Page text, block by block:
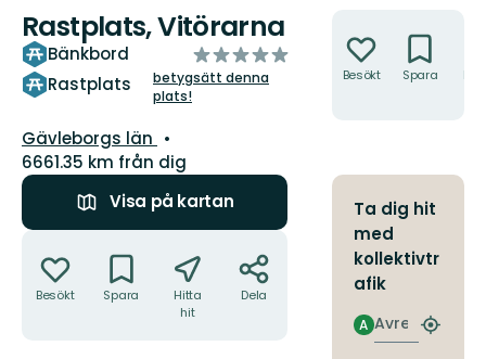
Rastplats, Vitörarna
Bänkbord
Rastplats
av
5
stjärnor
betygsätt denna
plats!
Län:
Gävleborgs län
6661.35 km från dig
Visa på kartan
Besökt Spara
Hitta
hit
Dela
Besökt Spara
Ta dig hit
med
kollektivtr
afik
Avresa
A
Hitta